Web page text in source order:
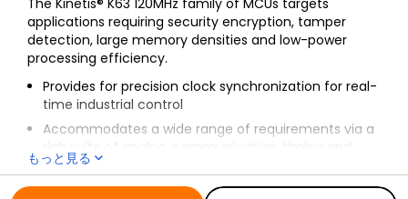
The Kinetis® K63 120MHz family of MCUs targets
applications requiring security encryption, tamper
detection, large memory densities and low-power
processing efficiency.
Provides for precision clock synchronization for real-
time industrial control
Accommodates a wide range of requirements via a
rich suite of analog, communication, timing and
control peripherals
Supports crystal-less USB design for reduced system
もっと見る
全ての情報 K63_120